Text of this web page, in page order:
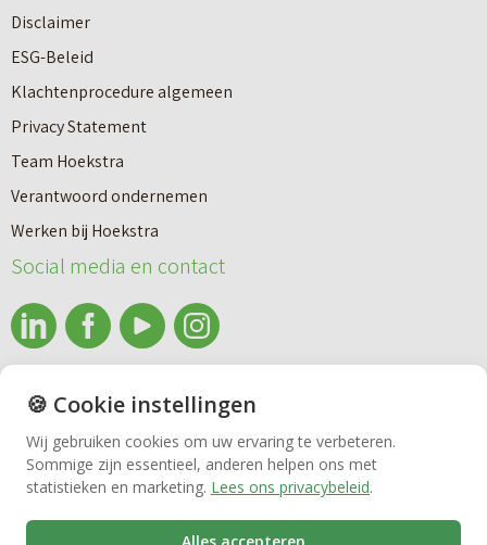
Nieuwbouw
Huren
Bedrijfsmakelaardij
Vastgoedbeheer
Disclaimer
ESG-Beleid
Klachtenprocedure algemeen
Privacy Statement
Team Hoekstra
Verantwoord ondernemen
Werken bij Hoekstra
Social media en contact
info@makelaardijhoekstra.nl
Alle contactgegevens
Bekijk de laatste nieuwsbrief van Makelaardij Hoekstra
Inschrijven nieuwsbrief Makelaardij Hoekstra
🍪 Cookie instellingen
Wij gebruiken cookies om uw ervaring te verbeteren.
Sommige zijn essentieel, anderen helpen ons met
statistieken en marketing. Lees ons privacybeleid.